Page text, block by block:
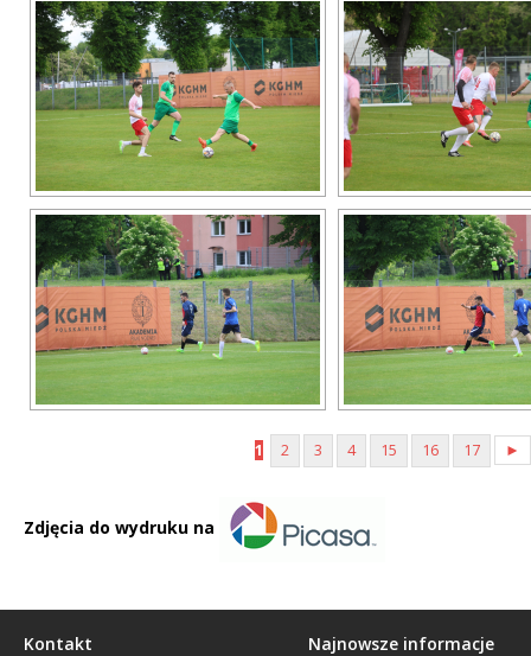
1 2 3 4 15 16 17 ►
Zdjęcia do wydruku na
Kontakt Najnowsze informacje